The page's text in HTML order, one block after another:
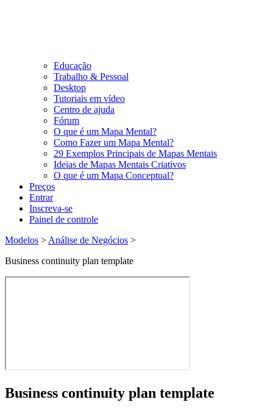
Educação
Trabalho & Pessoal
Desktop
Tutoriais em vídeo
Centro de ajuda
Fórum
O que é um Mapa Mental?
Como Fazer um Mapa Mental?
29 Exemplos Principais de Mapas Mentais
Ideias de Mapas Mentais Criativos
O que é um Mapa Conceptual?
Preços
Entrar
Inscreva-se
Painel de controle
Modelos >Análise de Negócios >
Business continuity plan template
Business continuity plan template